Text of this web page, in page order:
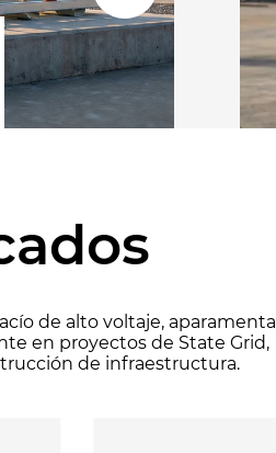
de alto voltaje, aparamenta
en proyectos de State Grid,
de infraestructura.